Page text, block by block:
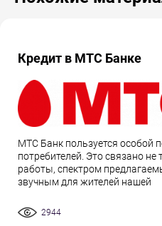
Кредит в МТС Банке
МТС Банк пользуется особой
потребителей. Это связано не
работы, спектром
звучным для жителей нашей
2944